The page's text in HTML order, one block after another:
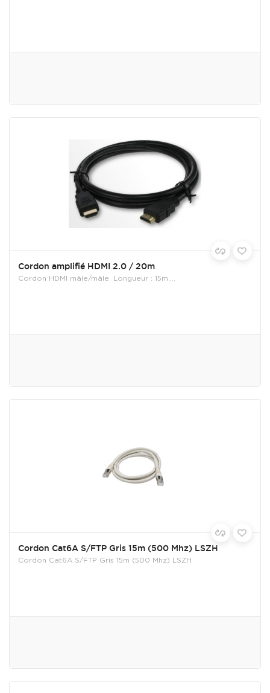
Cordon amplifié HDMI 2.0 / 20m
Cordon HDMI mâle/mâle. Longueur : 15m....
Cordon Cat6A S/FTP Gris 15m (500 Mhz) LSZH
Cordon Cat6A S/FTP Gris 15m (500 Mhz) LSZH